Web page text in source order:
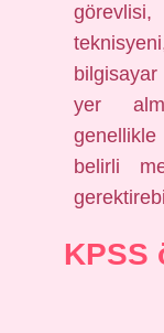
yer
belirli
KPSS